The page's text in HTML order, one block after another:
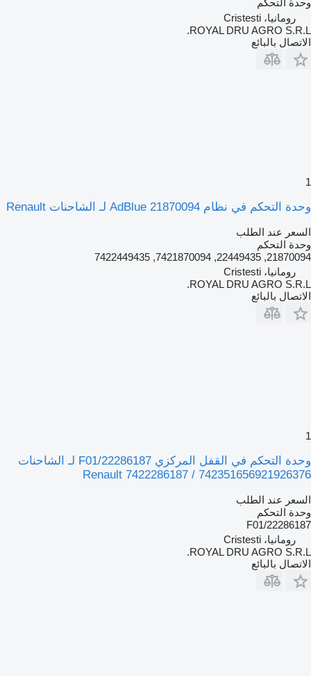
رومانيا، Cristesti
ROYAL DRU AGRO S.R.L.
الاتصال بالبائع
1
وحدة التحكم في نظام AdBlue 21870094 لـ الشاحنات Renault
السعر عند الطلب
وحدة التحكم
21870094, 22449435, 7421870094, 7422449435
رومانيا، Cristesti
ROYAL DRU AGRO S.R.L.
الاتصال بالبائع
1
وحدة التحكم في القفل المركزي 22286187/F01 لـ الشاحنات
Renault 7422286187 / 742351656921926376
السعر عند الطلب
وحدة التحكم
22286187/F01
رومانيا، Cristesti
ROYAL DRU AGRO S.R.L.
الاتصال بالبائع